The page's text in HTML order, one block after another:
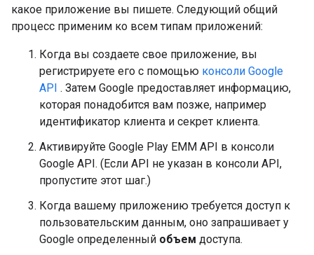
какое приложение вы пишете. Следующий общий
процесс применим ко всем типам приложений:
Когда вы создаете свое приложение, вы
регистрируете его с помощью консоли Google
API . Затем Google предоставляет информацию,
которая понадобится вам позже, например
идентификатор клиента и секрет клиента.
Активируйте Google Play EMM API в консоли
Google API. (Если API не указан в консоли API,
пропустите этот шаг.)
Когда вашему приложению требуется доступ к
пользовательским данным, оно запрашивает у
Google определенный объем доступа.